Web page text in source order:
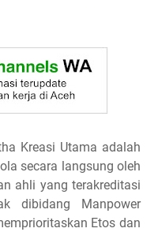
Kreasi Utama adalah
secara langsung oleh
ahli yang terakreditasi
dibidang Manpower
Etos dan